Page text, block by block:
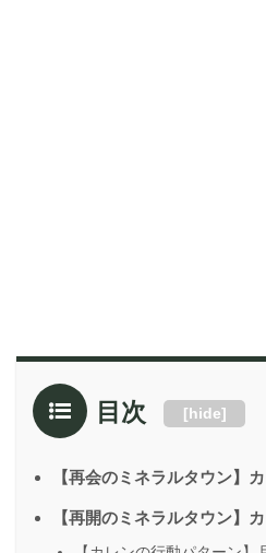
目次 [hide]
【再会のミネラルタウン】
【再開のミネラルタウン】